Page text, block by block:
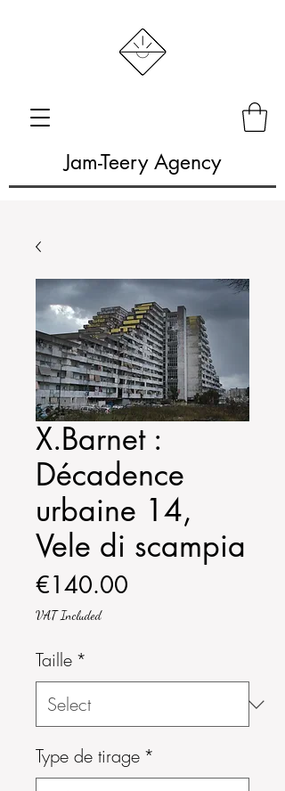
Jam-Teery Agency
X.Barnet :
Décadence
urbaine 14,
Vele di scampia
€140.00
VAT Included
Taille *
Type de tirage *